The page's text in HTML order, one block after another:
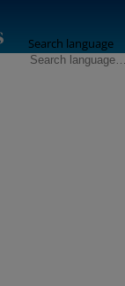
Search language